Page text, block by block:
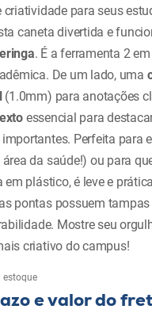
is:
R$11,90.
criatividade para seus
caneta divertida e
. É a ferramenta 2
De um lado, uma
(1.0mm) para anotações
essencial para
Perfeita para
da saúde!) ou para
em plástico, é leve e
pontas possuem
Mostre seu
criativo do campus!
estoque
e valor do